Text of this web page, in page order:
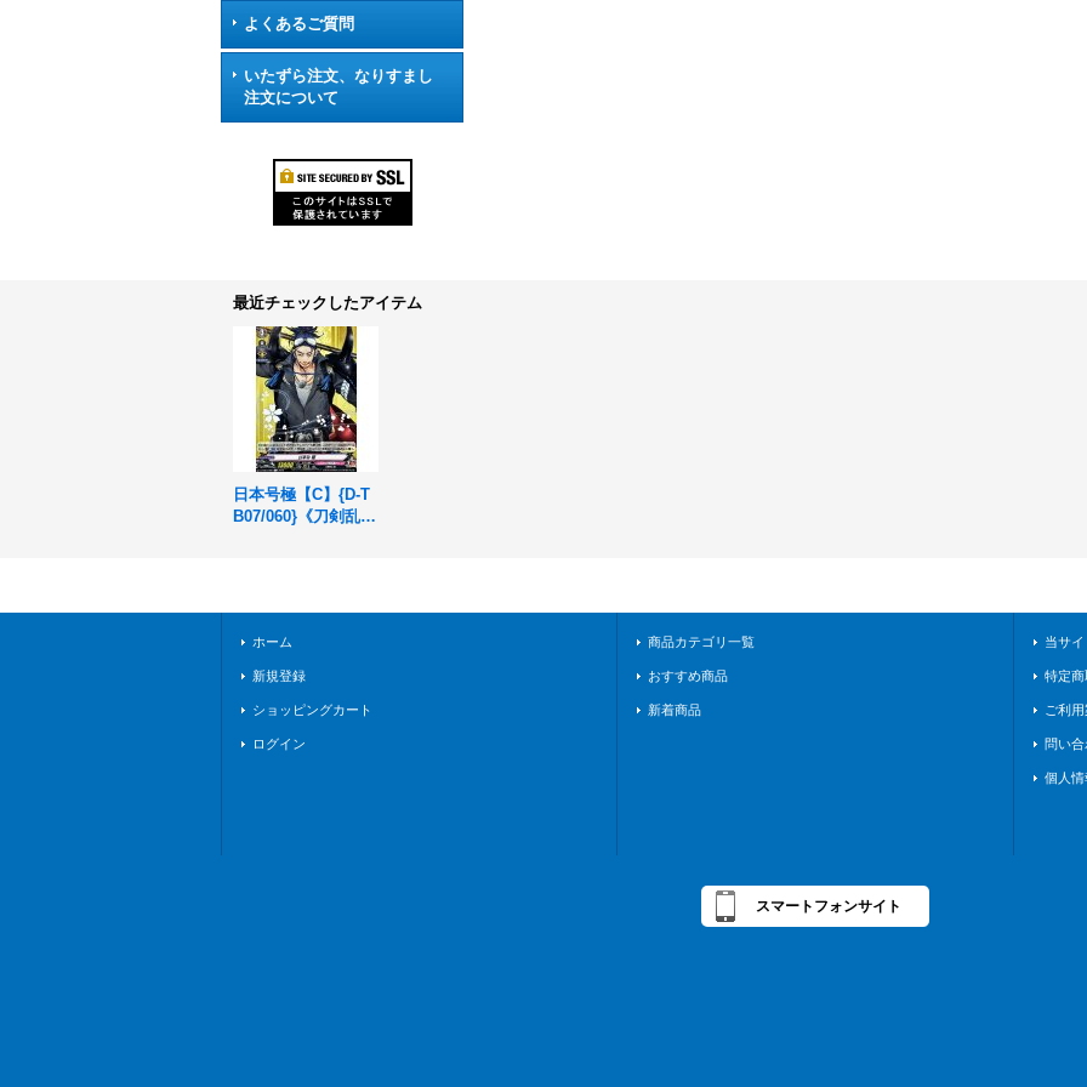
よくあるご質問
いたずら注文、なりすまし
注文について
最近チェックしたアイテム
日本号極【C】{D-T
B07/060}《刀剣乱
ホーム
新規登録
ショッピングカート
ログイン
商品カテゴリ一覧
おすすめ商品
新着商品
当サ
特定
ご利
問い合
個人
スマートフォンサイト